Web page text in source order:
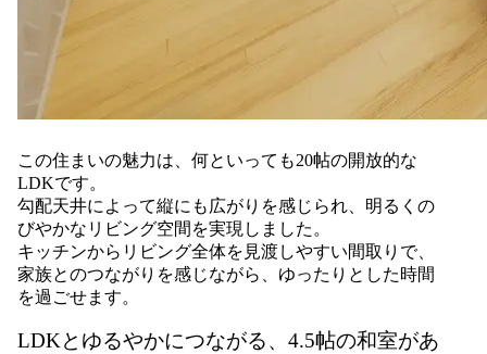
この住まいの魅力は、何といっても20帖の開放的な
LDKです。
勾配天井によって縦にも広がりを感じられ、明るくの
びやかなリビング空間を実現しました。
キッチンからリビング全体を見渡しやすい間取りで、
家族とのつながりを感じながら、ゆったりとした時間
を過ごせます。
LDKとゆるやかにつながる、4.5帖の和室があ